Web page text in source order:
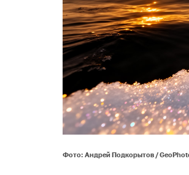
Фото: Андрей Подкорытов /